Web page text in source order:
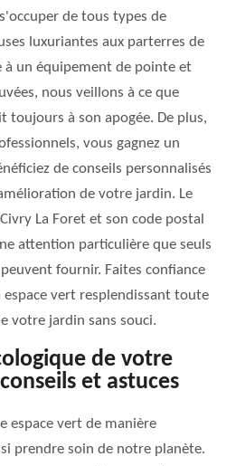
de tous types de
luxuriantes aux parterres de
à un équipement de pointe et
nous veillons à ce que
toujours à son apogée. De plus,
vous gagnez un
de conseils personnalisés
de votre jardin. Le
La Foret et son code postal
attention particulière que seuls
fournir. Faites confiance
espace vert resplendissant toute
votre jardin sans souci.
de votre
et astuces
espace vert de manière
prendre soin de notre planète.